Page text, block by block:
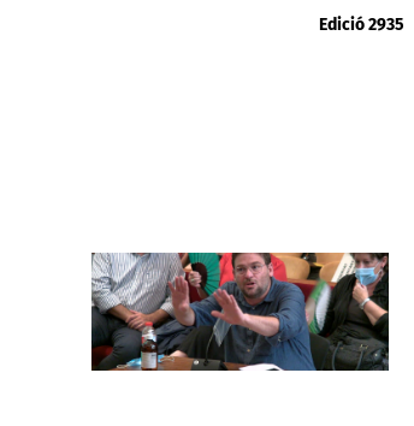
Edició 2935